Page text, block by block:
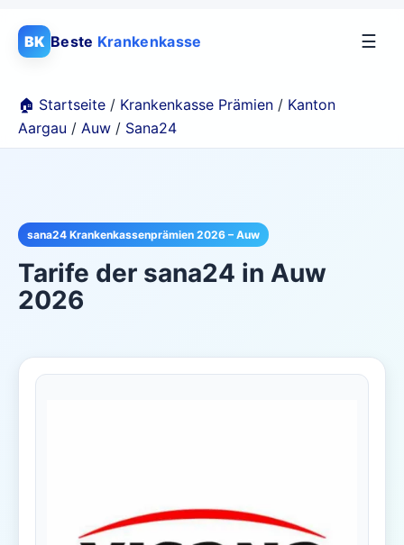
BK Beste Krankenkasse ☰
🏠 Startseite / Krankenkasse Prämien / Kanton
Aargau / Auw / Sana24
sana24 Krankenkassenprämien 2026 – Auw
Tarife der sana24 in Auw
2026